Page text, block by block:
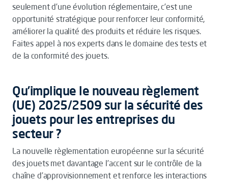
seulement d’une évolution réglementaire, c’est une
opportunité stratégique pour renforcer leur conformité,
améliorer la qualité des produits et réduire les risques.
Faites appel à nos experts dans le domaine des tests et
de la conformité des jouets.
Qu’implique le nouveau règlement
(UE) 2025/2509 sur la sécurité des
jouets pour les entreprises du
secteur ?
La nouvelle règlementation européenne sur la sécurité
des jouets met davantage l’accent sur le contrôle de la
chaîne d’approvisionnement et renforce les interactions